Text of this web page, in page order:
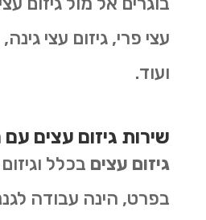
עצי פרי, גיזום עצי גינה,
ועוד.
שירות גיזום עצים
גיזום עצים בכלל
בפרט, הינה עבודה